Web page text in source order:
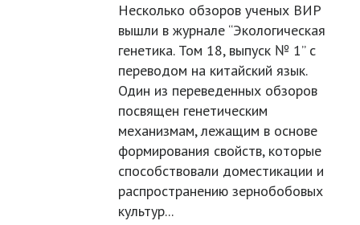
Несколько обзоров ученых ВИР
вышли в журнале “Экологическая
генетика. Том 18, выпуск № 1” с
переводом на китайский язык.
Один из переведенных обзоров
посвящен генетическим
механизмам, лежащим в основе
формирования свойств, которые
способствовали доместикации и
распространению зернобобовых
культур...